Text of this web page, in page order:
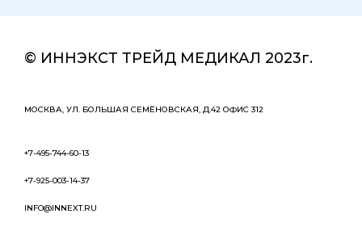
© ИННЭКСТ ТРЕЙД МЕДИКАЛ 2023г.
МОСКВА, УЛ. БОЛЬШАЯ СЕМЁНОВСКАЯ, Д.42 ОФИС 312
+7-495-744-60-13
+7-925-003-14-37
INFO@INNEXT.RU